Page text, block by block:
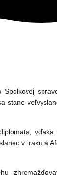
stane
v Iraku a